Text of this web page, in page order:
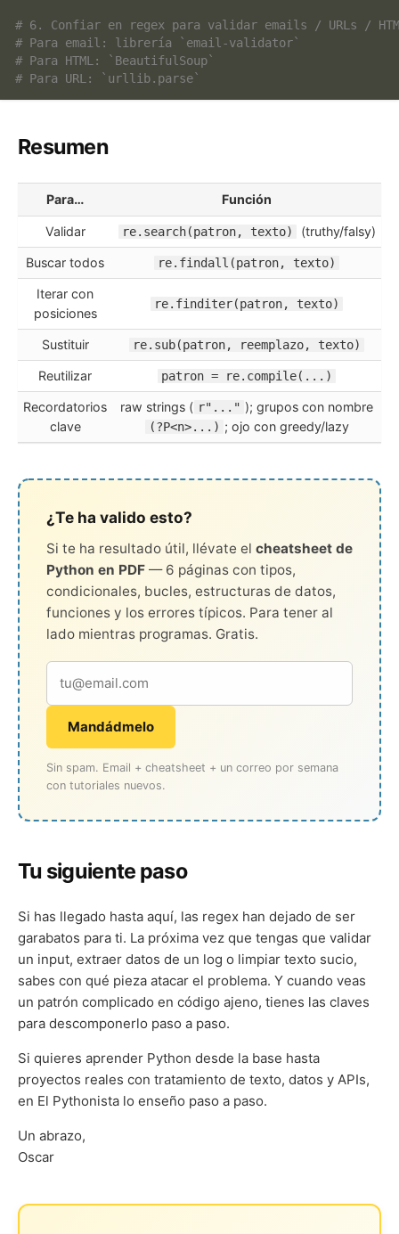
# 6. Confiar en regex para validar emails / URLs /
# Para email: librería `email-validator`
# Para HTML: `BeautifulSoup`
# Para URL: `urllib.parse`
Resumen
Para… Función
Validar re.search(patron, texto) (truthy/falsy)
Buscar todos re.findall(patron, texto)
Iterar con
posiciones
re.finditer(patron, texto)
Sustituir re.sub(patron, reemplazo, texto)
Reutilizar patron = re.compile(...)
Recordatorios
clave
raw strings ( r"..." ); grupos con nombre
(?P<n>...) ; ojo con greedy/lazy
¿Te ha valido esto?
Si te ha resultado útil, llévate el cheatsheet de
Python en PDF — 6 páginas con tipos,
condicionales, bucles, estructuras de datos,
funciones y los errores típicos. Para tener al
lado mientras programas. Gratis.
Mandádmelo
Sin spam. Email + cheatsheet + un correo por semana
con tutoriales nuevos.
Tu siguiente paso
Si has llegado hasta aquí, las regex han dejado de ser
garabatos para ti. La próxima vez que tengas que validar
un input, extraer datos de un log o limpiar texto sucio,
sabes con qué pieza atacar el problema. Y cuando veas
un patrón complicado en código ajeno, tienes las claves
para descomponerlo paso a paso.
Si quieres aprender Python desde la base hasta
proyectos reales con tratamiento de texto, datos y APIs,
en El Pythonista lo enseño paso a paso.
Un abrazo,
Oscar